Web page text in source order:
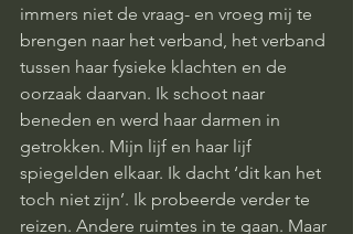
immers niet de vraag- en vroeg mij te
brengen naar het verband, het verband
tussen haar fysieke klachten en de
oorzaak daarvan. Ik schoot naar
beneden en werd haar darmen in
getrokken. Mijn lijf en haar lijf
spiegelden elkaar. Ik dacht ‘dit kan het
toch niet zijn’. Ik probeerde verder te
reizen. Andere ruimtes in te gaan. Maar